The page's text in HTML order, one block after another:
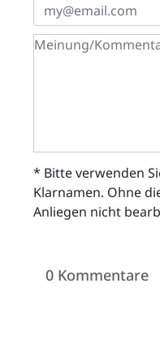
* Bitte verwenden
Klarnamen. Ohne
Anliegen nicht
0 Kommentare